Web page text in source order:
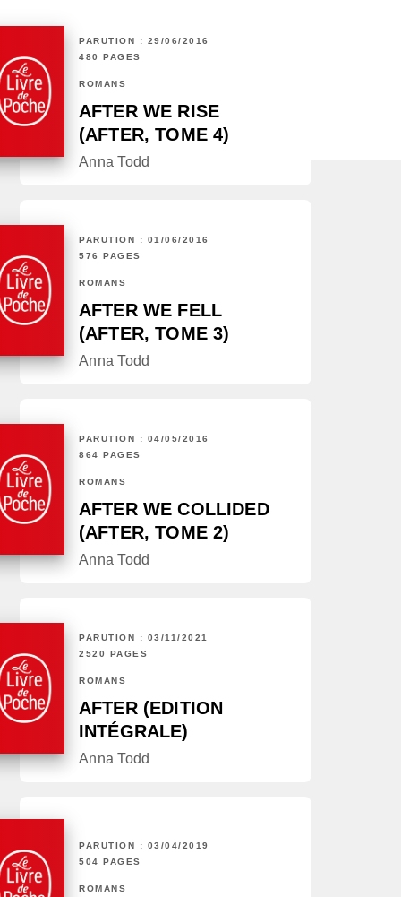
PARUTION : 29/06/2016
480 PAGES
ROMANS
AFTER WE RISE
(AFTER, TOME 4)
Anna Todd
PARUTION : 01/06/2016
576 PAGES
ROMANS
AFTER WE FELL
(AFTER, TOME 3)
Anna Todd
PARUTION : 04/05/2016
864 PAGES
ROMANS
AFTER WE COLLIDED
(AFTER, TOME 2)
Anna Todd
PARUTION : 03/11/2021
2520 PAGES
ROMANS
AFTER (EDITION
INTÉGRALE)
Anna Todd
PARUTION : 03/04/2019
504 PAGES
ROMANS